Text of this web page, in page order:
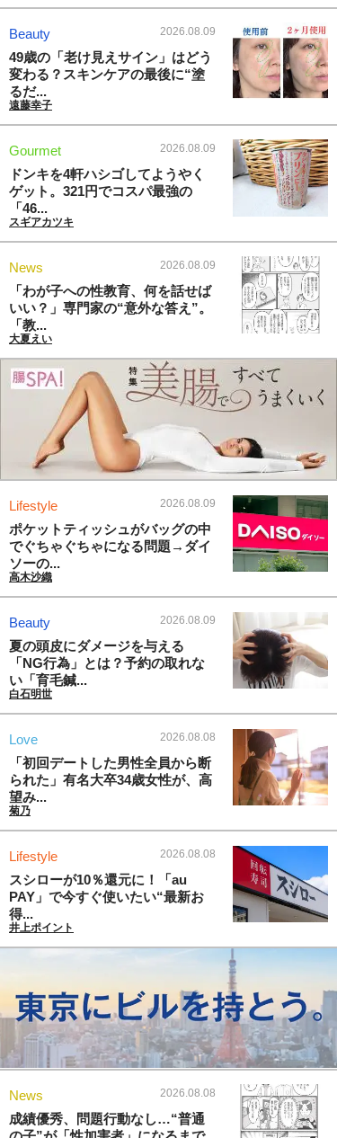
Beauty 2026.08.09
49歳の「老け見えサイン」はどう
変わる？スキンケアの最後に“塗
るだ...
遠藤幸子
Gourmet 2026.08.09
ドンキを4軒ハシゴしてようやく
ゲット。321円でコスパ最強の
「46...
スギアカツキ
News 2026.08.09
「わが子への性教育、何を話せば
いい？」専門家の“意外な答え”。
「教...
大夏えい
Lifestyle 2026.08.09
ポケットティッシュがバッグの中
でぐちゃぐちゃになる問題→ダイ
ソーの...
高木沙織
Beauty 2026.08.09
夏の頭皮にダメージを与える
「NG行為」とは？予約の取れな
い「育毛鍼...
白石明世
Love 2026.08.08
「初回デートした男性全員から断
られた」有名大卒34歳女性が、高
望み...
菊乃
Lifestyle 2026.08.08
スシローが10％還元に！「au
PAY」で今すぐ使いたい“最新お
得...
井上ポイント
News 2026.08.08
成績優秀、問題行動なし…“普通